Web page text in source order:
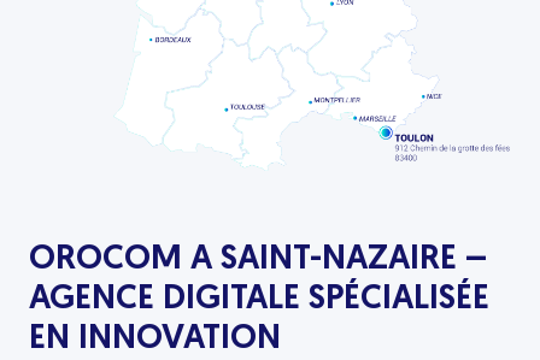
comme les transferts d’appels, les files
d’attente, les conférences et l’accueil
automatique, tout en réduisant les coûts et
en améliorant la flexibilité des
communications. Egalement bénéficiez
d’une connexion internet haut débit grâce à
OROCOM A SAINT-NAZAIRE –
AGENCE DIGITALE SPÉCIALISÉE
EN INNOVATION